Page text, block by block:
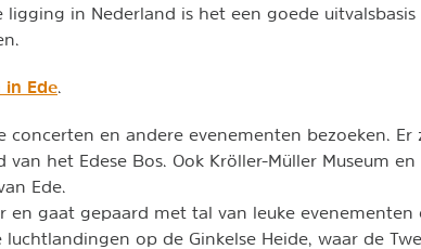
in Nederland is het een goede
in Ede.
concerten en andere evenementen bezoeken.
het Edese Bos. Ook Kröller-Müller Museum
Ede.
en gaat gepaard met tal van leuke evenementen
op de Ginkelse Heide, waar de